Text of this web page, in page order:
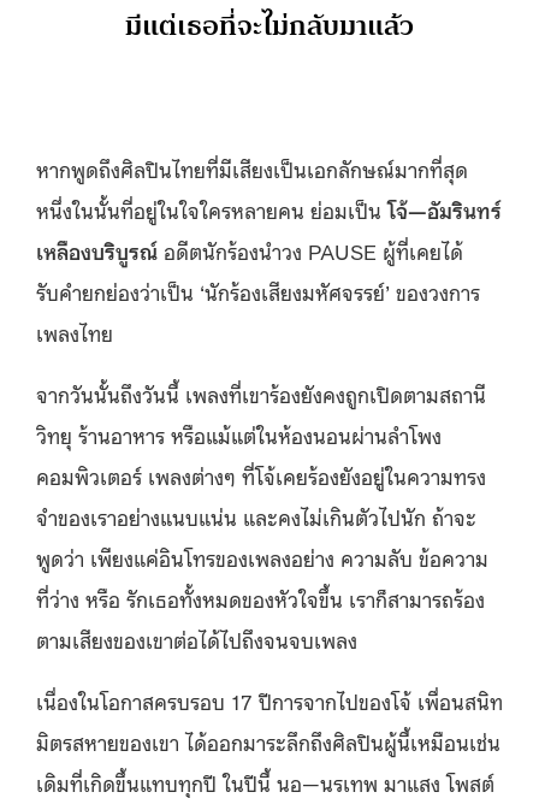
มีแต่เธอที่จะไม่กลับมาแล้ว
หากพูดถึงศิลปินไทยที่มีเสียงเป็นเอกลักษณ์มากที่สุด
หนึ่งในนั้นที่อยู่ในใจใครหลายคน ย่อมเป็นโจ้—อัมรินทร์
เหลืองบริบูรณ์ อดีตนักร้องนำวง PAUSE ผู้ที่เคยได้
รับคำยกย่องว่าเป็น ‘นักร้องเสียงมหัศจรรย์’ ของวงการ
เพลงไทย
จากวันนั้นถึงวันนี้ เพลงที่เขาร้องยังคงถูกเปิดตามสถานี
วิทยุ ร้านอาหาร หรือแม้แต่ในห้องนอนผ่านลำโพง
คอมพิวเตอร์ เพลงต่างๆ ที่โจ้เคยร้องยังอยู่ในความทรง
จำของเราอย่างแนบแน่น และคงไม่เกินตัวไปนัก ถ้าจะ
พูดว่า เพียงแค่อินโทรของเพลงอย่าง ความลับ ข้อความ
ที่ว่าง หรือ รักเธอทั้งหมดของหัวใจขึ้น เราก็สามารถร้อง
ตามเสียงของเขาต่อได้ไปถึงจนจบเพลง
เนื่องในโอกาสครบรอบ 17 ปีการจากไปของโจ้ เพื่อนสนิท
มิตรสหายของเขา ได้ออกมาระลึกถึงศิลปินผู้นี้เหมือนเช่น
เดิมที่เกิดขึ้นแทบทุกปี ในปีนี้ นอ—นรเทพ มาแสง โพสต์